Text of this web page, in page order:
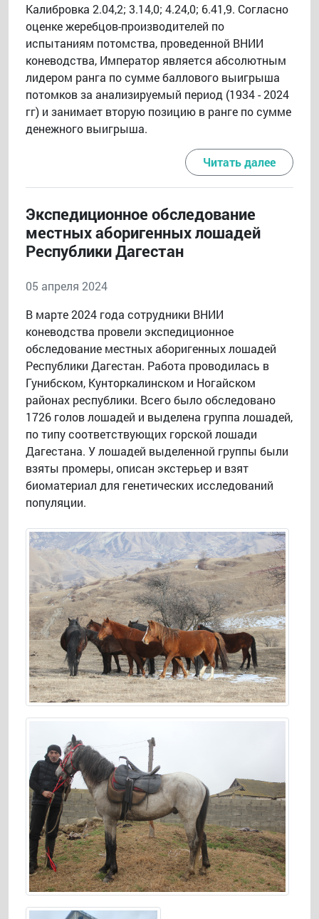
Калибровка 2.04,2; 3.14,0; 4.24,0; 6.41,9. Согласно
оценке жеребцов-производителей по
испытаниям потомства, проведенной ВНИИ
коневодства, Император является абсолютным
лидером ранга по сумме баллового выигрыша
потомков за анализируемый период (1934 - 2024
гг) и занимает вторую позицию в ранге по сумме
денежного выигрыша.
Читать далее
Экспедиционное обследование
местных аборигенных лошадей
Республики Дагестан
05 апреля 2024
В марте 2024 года сотрудники ВНИИ
коневодства провели экспедиционное
обследование местных аборигенных лошадей
Республики Дагестан. Работа проводилась в
Гунибском, Кунторкалинском и Ногайском
районах республики. Всего было обследовано
1726 голов лошадей и выделена группа лошадей,
по типу соответствующих горской лошади
Дагестана. У лошадей выделенной группы были
взяты промеры, описан экстерьер и взят
биоматериал для генетических исследований
популяции.